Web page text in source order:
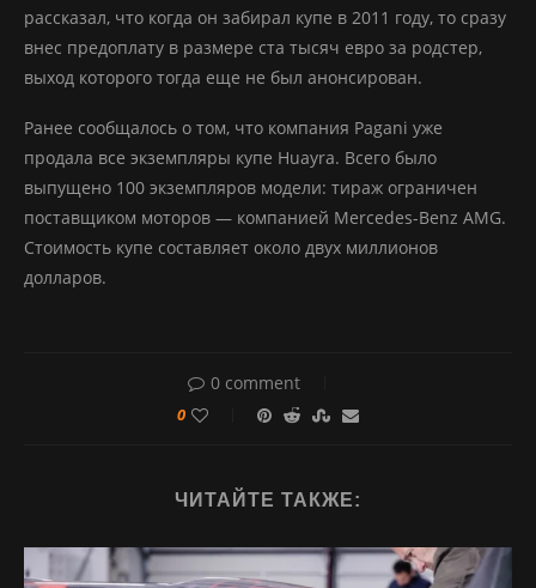
рассказал, что когда он забирал купе в 2011 году, то сразу
внес предоплату в размере ста тысяч евро за родстер,
выход которого тогда еще не был анонсирован.
Ранее сообщалось о том, что компания Pagani уже
продала все экземпляры купе Huayra. Всего было
выпущено 100 экземпляров модели: тираж ограничен
поставщиком моторов — компанией Mercedes-Benz AMG.
Стоимость купе составляет около двух миллионов
долларов.
0 comment
0
ЧИТАЙТЕ ТАКЖЕ: